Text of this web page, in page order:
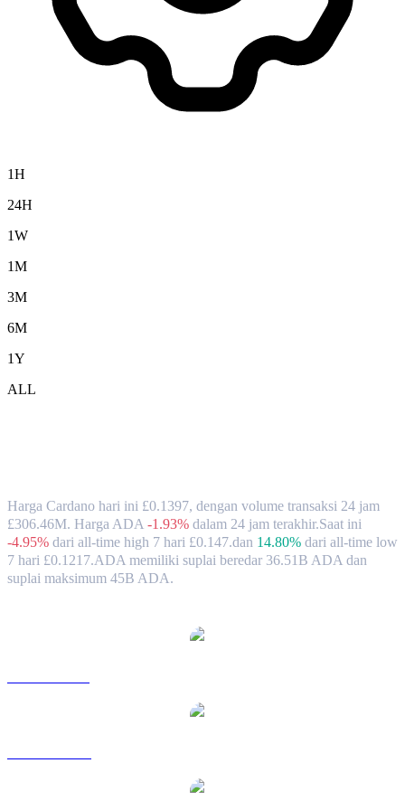
1H
24H
1W
1M
3M
6M
1Y
ALL
Harga Cardano hari ini £0.1397, dengan volume transaksi 24 jam
£306.46M. Harga ADA -1.93% dalam 24 jam terakhir.Saat ini
-4.95% dari all-time high 7 hari £0.147.dan 14.80% dari all-time low
7 hari £0.1217.ADA memiliki suplai beredar 36.51B ADA dan
suplai maksimum 45B ADA.